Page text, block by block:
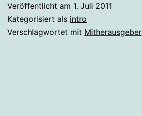
Veröffentlicht am 1. Juli 2011
Kategorisiert als intro
Verschlagwortet mit Mitherausgeber